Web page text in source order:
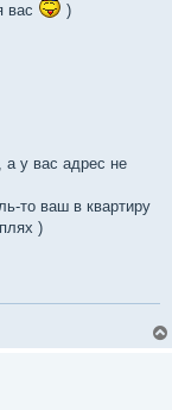
вас
)
а у вас адрес не
то ваш в квартиру
)